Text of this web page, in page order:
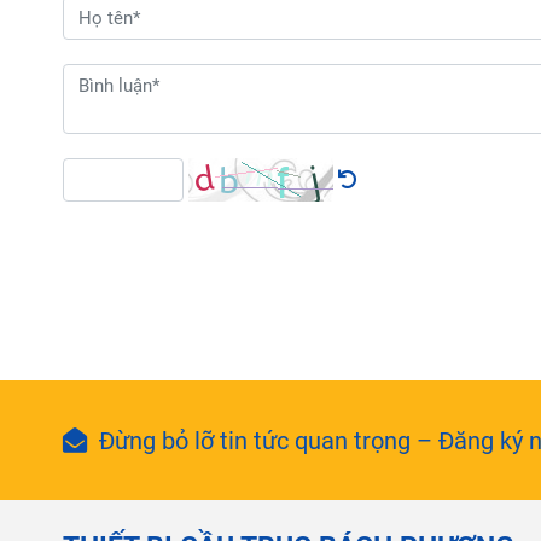
Đừng bỏ lỡ tin tức quan trọng – Đăng ký